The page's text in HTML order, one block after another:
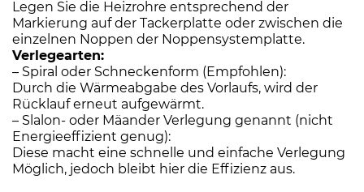
Legen Sie die Heizrohre entsprechend der
Markierung auf der Tackerplatte oder zwischen die
einzelnen Noppen der Noppensystemplatte.
Verlegearten:
– Spiral oder Schneckenform (Empfohlen):
Durch die Wärmeabgabe des Vorlaufs, wird der
Rücklauf erneut aufgewärmt.
– Slalon- oder Mäander Verlegung genannt (nicht
Energieeffizient genug):
Diese macht eine schnelle und einfache Verlegung
Möglich, jedoch bleibt hier die Effizienz aus.